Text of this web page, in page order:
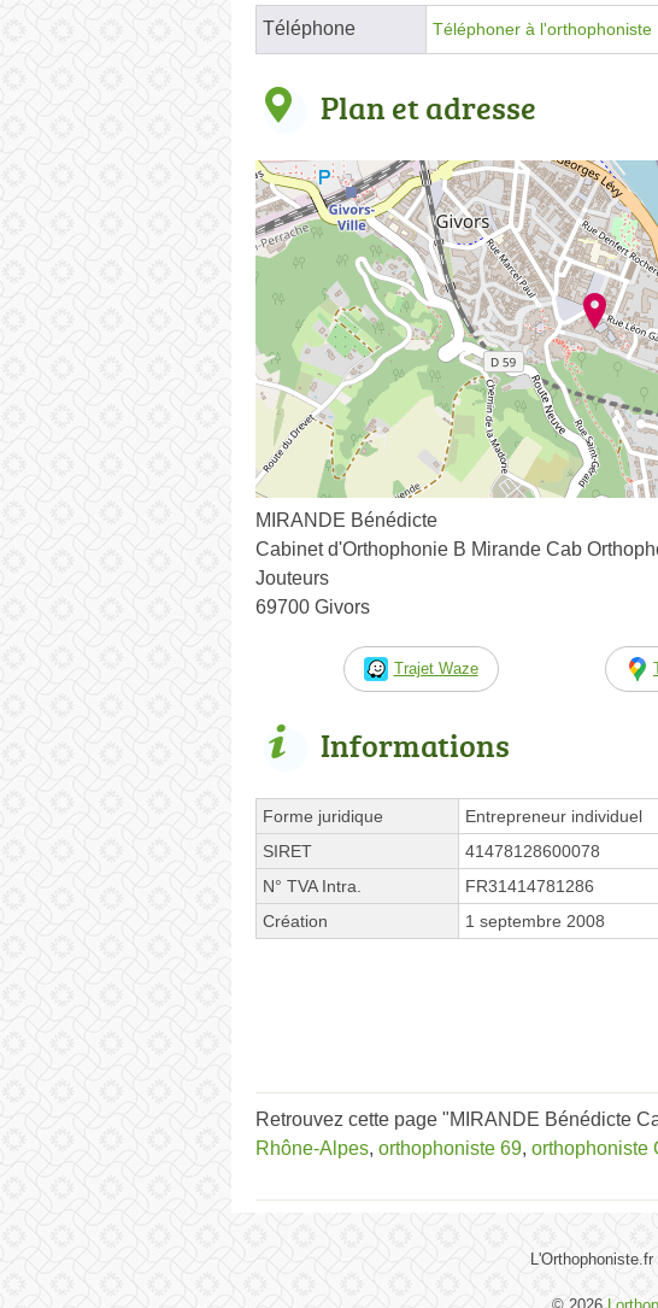
Téléphone Téléphoner à l'orthophoniste
Plan et adresse
MIRANDE Bénédicte
Cabinet d'Orthophonie B Mirande Cab
Jouteurs
69700 Givors
Trajet Waze
Informations
Forme juridique
Entrepreneur individuel
SIRET
41478128600078
N° TVA Intra.
FR31414781286
Création
1 septembre 2008
Retrouvez cette page "MIRANDE Bénédicte
Rhône-Alpes, orthophoniste 69, orthophoniste